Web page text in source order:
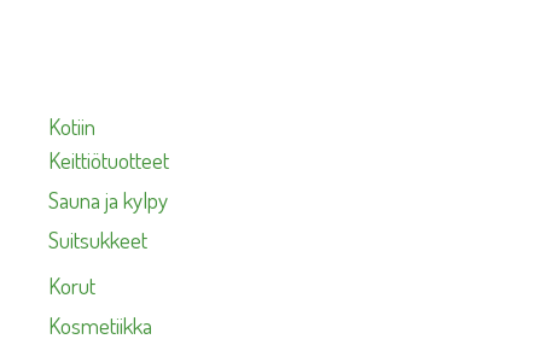
Kotiin
Keittiötuotteet
Sauna ja kylpy
Suitsukkeet
Korut
Kosmetiikka